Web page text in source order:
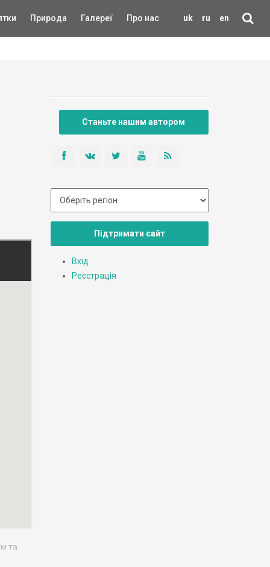
uk ru en
Природа Галереї Про нас
та
Станьте нашим автором
Підтримати сайт
Вхід
Реєстрація